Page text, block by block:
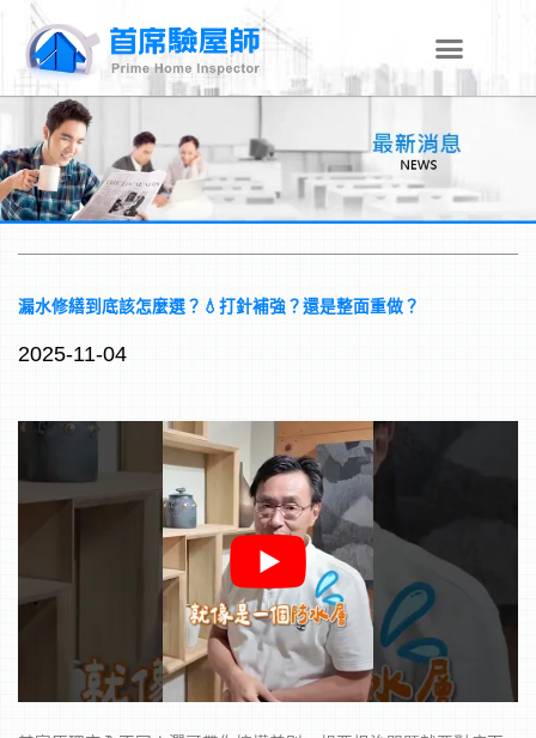
漏水修繕到底該怎麼選？💧打針補強？還是整面重做？
2025-11-04